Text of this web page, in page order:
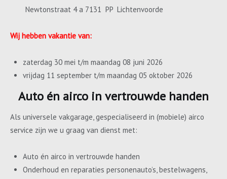
Newtonstraat 4 a 7131 PP Lichtenvoorde
Wij hebben vakantie van:
zaterdag 30 mei t/m maandag 08 juni 2026
vrijdag 11 september t/m maandag 05 oktober 2026
Auto én airco in vertrouwde handen
Als universele vakgarage, gespecialiseerd in (mobiele) airco
service zijn we u graag van dienst met:
Auto én airco in vertrouwde handen
Onderhoud en reparaties personenauto’s, bestelwagens,